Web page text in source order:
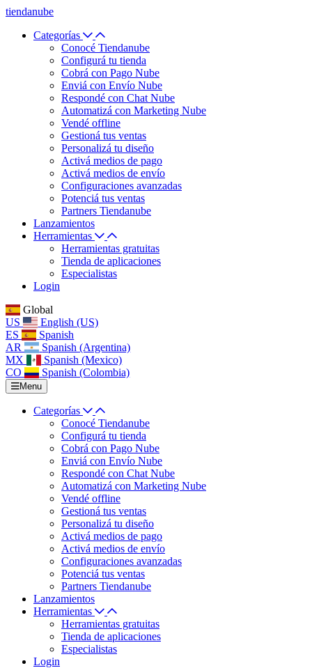
tiendanube
Categorías
Conocé Tiendanube
Configurá tu tienda
Cobrá con Pago Nube
Enviá con Envío Nube
Respondé con Chat Nube
Automatizá con Marketing Nube
Vendé offline
Gestioná tus ventas
Personalizá tu diseño
Activá medios de pago
Activá medios de envío
Configuraciones avanzadas
Potenciá tus ventas
Partners Tiendanube
Lanzamientos
Herramientas
Herramientas gratuitas
Tienda de aplicaciones
Especialistas
Login
Global
US
English (US)
ES
Spanish
AR
Spanish (Argentina)
MX
Spanish (Mexico)
CO
Spanish (Colombia)
Menu
Categorías
Conocé Tiendanube
Configurá tu tienda
Cobrá con Pago Nube
Enviá con Envío Nube
Respondé con Chat Nube
Automatizá con Marketing Nube
Vendé offline
Gestioná tus ventas
Personalizá tu diseño
Activá medios de pago
Activá medios de envío
Configuraciones avanzadas
Potenciá tus ventas
Partners Tiendanube
Lanzamientos
Herramientas
Herramientas gratuitas
Tienda de aplicaciones
Especialistas
Login